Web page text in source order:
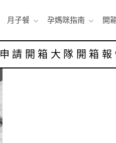
月子餐 孕媽咪指南 開
申請開箱大隊 開箱報